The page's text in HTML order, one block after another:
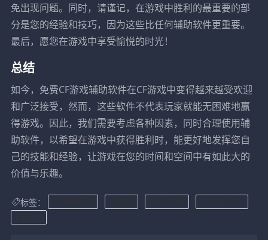
免出现问题。同时，请谨记，在游戏中胜利的最重要的部
分是您的经验和技巧，因为这些比任何辅助软件更重要。
最后，愿您在游戏中享受愉悦的时光！
总结
如今，免费CF游戏辅助软件在CF游戏中变得越来越受欢迎
和广泛接受，然而，这些软件不代表玩家就能无困难地赢
得游戏。因此，我们需要考虑各种因素，同时合理使用辅
助软件，以希望在游戏中获得胜利时，能更好地发挥您自
己的技能和经验，让游戏在您的时间和空间中有如此大的
价值与乐趣。
标签：